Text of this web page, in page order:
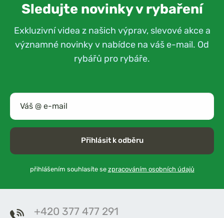
Sledujte novinky v rybaření
Exkluzivní videa z našich výprav, slevové akce a
významné novinky v nabídce na váš e-mail. Od
rybářů pro rybáře.
Přihlásit k odběru
přihlášením souhlasíte se zpracováním osobních údajů
+420 377 477 291